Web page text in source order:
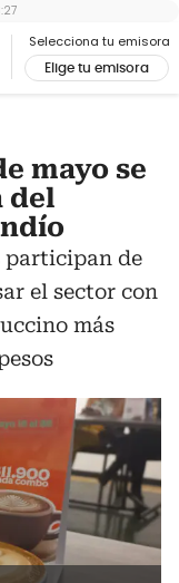
Selecciona tu emisora
Elige tu emisora
mayo se
del
participan de
el sector con
más